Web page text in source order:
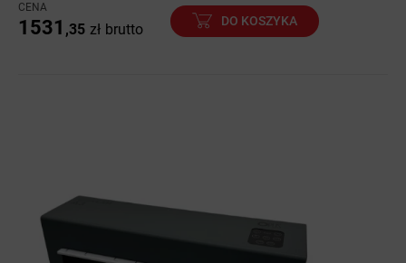
CENA
1531 ,35 zł brutto
DO KOSZYKA